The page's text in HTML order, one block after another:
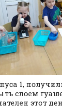
1,
слоем
этот